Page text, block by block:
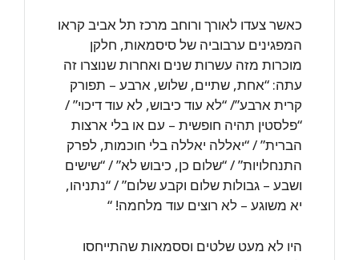
כאשר צעדו לאורך ורוחב מרכז תל אביב קראו
המפגינים ערבוביה של סיסמאות, חלקן
מוכרות מזה עשרות שנים ואחרות שנוצרו זה
עתה: “אחת, שתיים, שלוש, ארבע – תפורק
קרית ארבע”/ “לא עוד כיבוש, לא עוד דיכוי” /
“פלסטין תהיה חופשית – עם או בלי ארצות
הברית” / “יאללה יאללה בלי חוכמות, לפרק
התנחלויות” / “שלום כן, כיבוש לא” / “שישים
ושבע – גבולות שלום וקבע שלום” / “נתניהו,
יא משוגע – לא רוצים עוד מלחמה! “
היו לא מעט שלטים וססמאות שהתייחסו